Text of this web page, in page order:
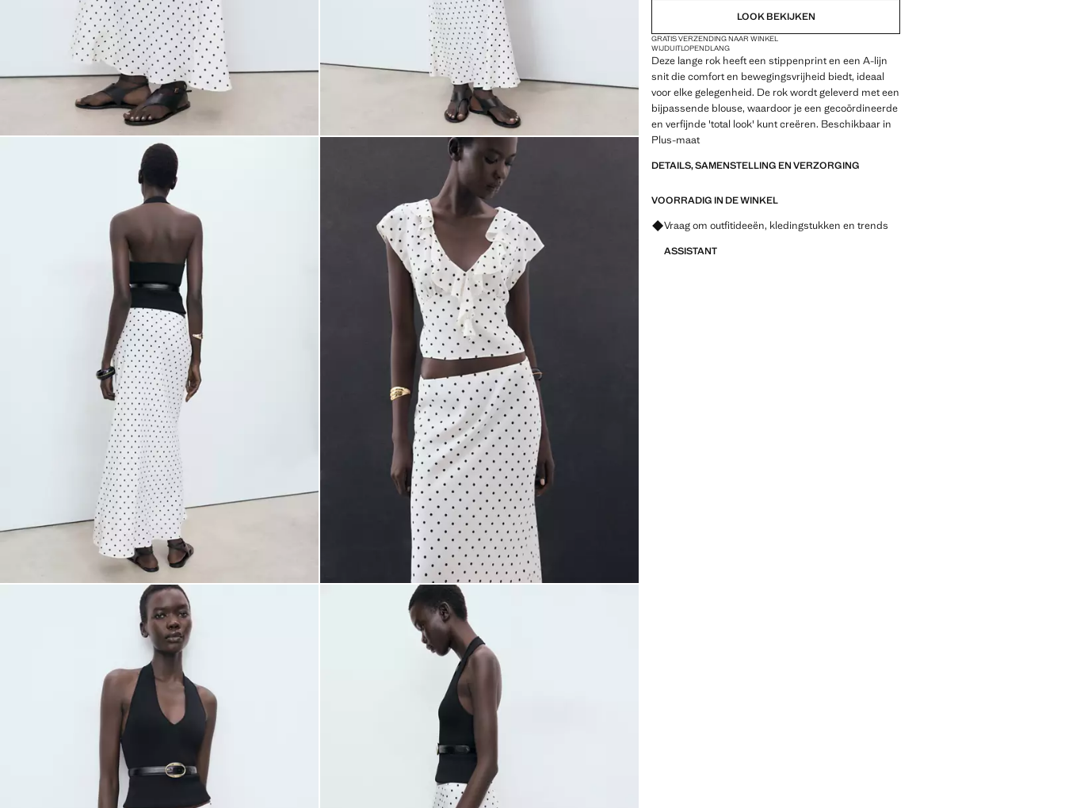
LOOK BEKIJKEN
GRATIS VERZENDING NAAR WINKEL
WIJDUITLOPENDLANG
Deze lange rok heeft een stippenprint en een A-lijn
snit die comfort en bewegingsvrijheid biedt, ideaal
voor elke gelegenheid. De rok wordt geleverd met een
bijpassende blouse, waardoor je een gecoördineerde
en verfijnde 'total look' kunt creëren. Beschikbaar in
Plus-maat
DETAILS, SAMENSTELLING EN VERZORGING
VOORRADIG IN DE WINKEL
Vraag om outfitideeën, kledingstukken en trends
ASSISTANT